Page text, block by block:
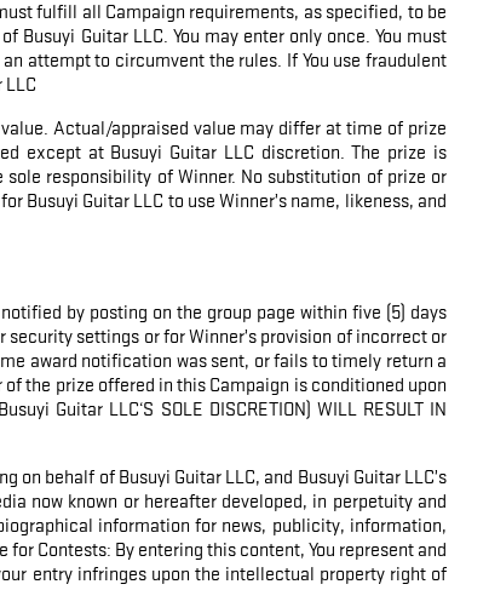
fulfill all Campaign requirements, as specified, to be
Guitar LLC. You may enter only once. You must
attempt to circumvent the rules. If You use fraudulent
Actual/appraised value may differ at time of prize
except at Busuyi Guitar LLC discretion. The prize is
responsibility of Winner. No substitution of prize or
Guitar LLC to use Winner’s name, likeness, and
by posting on the group page within five (5) days
settings or for Winner’s provision of incorrect or
award notification was sent, or fails to timely return a
the prize offered in this Campaign is conditioned upon
Guitar LLC‘S SOLE DISCRETION) WILL RESULT IN
on behalf of Busuyi Guitar LLC, and Busuyi Guitar LLC’s
now known or hereafter developed, in perpetuity and
information for news, publicity, information,
Contests: By entering this content, You represent and
entry infringes upon the intellectual property right of